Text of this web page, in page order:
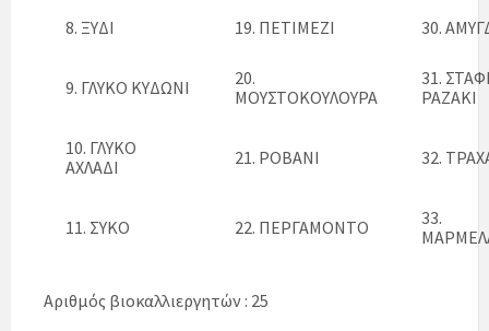
8. ΞΥΔΙ 19. ΠΕΤΙΜΕΖΙ 30.
9. ΓΛΥΚΟ ΚΥΔΩΝΙ
20.
ΜΟΥΣΤΟΚΟΥΛΟΥΡΑ
31.
ΡΑΖΑΚΙ
10. ΓΛΥΚΟ
ΑΧΛΑΔΙ
21. ΡΟΒΑΝΙ 32.
11. ΣΥΚΟ 22. ΠΕΡΓΑΜΟΝΤΟ
33.
Αριθμός βιοκαλλιεργητών : 25